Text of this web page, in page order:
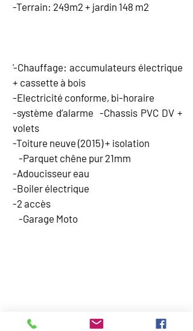
-Terrain: 249m2 + jardin 148 m2
'-Chauffage: accumulateurs électrique
+ cassette à bois
-Electricité conforme, bi-horaire
-système d’alarme -Chassis PVC DV +
volets
-Toiture neuve (2015) + isolation
-Parquet chêne pur 21mm
-Adoucisseur eau
-Boiler électrique
-2 accès
-Garage Moto